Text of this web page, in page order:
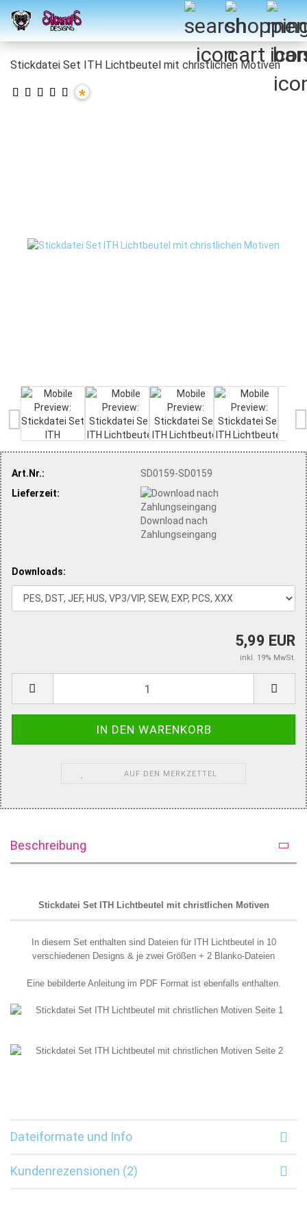
Stickdatei Set ITH Lichtbeutel mit christlichen Motiven
*
Art.Nr.:
SD0159-SD0159
Lieferzeit:
Download nach
Zahlungseingang
Downloads:
5,99 EUR
inkl. 19% MwSt.
AUF DEN MERKZETTEL
Beschreibung
Stickdatei Set ITH Lichtbeutel mit christlichen Motiven
In diesem Set enthalten sind Dateien für ITH Lichtbeutel in 10
verschiedenen Designs & je zwei Größen + 2 Blanko-Dateien
Eine bebilderte Anleitung im PDF Format ist ebenfalls enthalten.
Dateiformate und Info
Kundenrezensionen (2)